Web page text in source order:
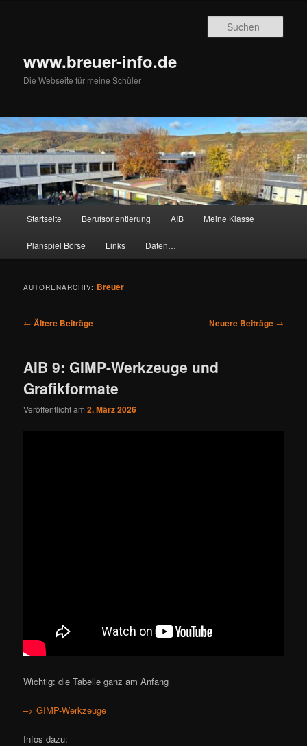
www.breuer-info.de
Die Webseite für meine Schüler
Startseite Berufsorientierung AIB Meine Klasse
Planspiel Börse Links Daten…
AUTORENARCHIV: Breuer
Beitragsnavigation
← Ältere Beiträge Neuere Beiträge →
AIB 9: GIMP-Werkzeuge und
Grafikformate
Veröffentlicht am2. März 2026
Wichtig: die Tabelle ganz am Anfang
–> GIMP-Werkzeuge
Infos dazu: